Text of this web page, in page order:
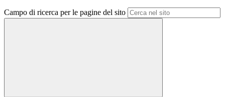
Campo di ricerca per le pagine del sito